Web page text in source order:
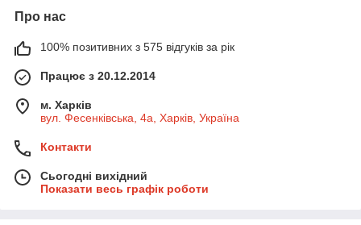
Про нас
100% позитивних з 575 відгуків за рік
Працює з 20.12.2014
м. Харків
вул. Фесенківська, 4а, Харків, Україна
Контакти
Сьогодні вихідний
Показати весь графік роботи